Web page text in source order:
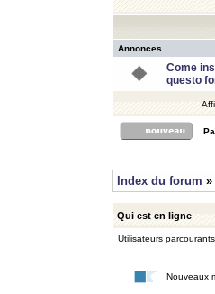
Annonces
Come
questo
Index du forum »
Qui est en ligne
Utilisateurs
Nouveaux